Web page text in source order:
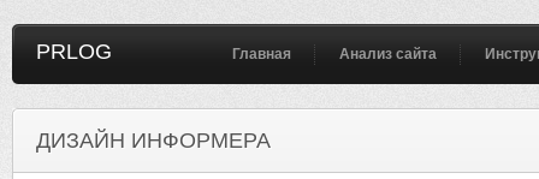
PRLOG Главная Анализ сайта
ДИЗАЙН ИНФОРМЕРА